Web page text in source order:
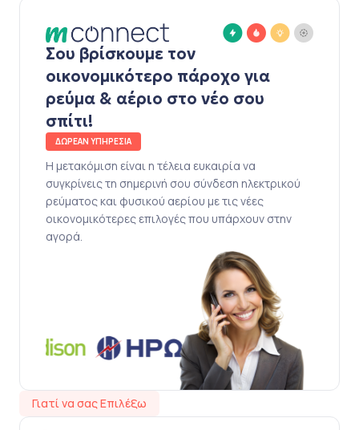
Σου βρίσκουμε τον
οικονομικότερο πάροχο για
ρεύμα & αέριο στο νέο σου
σπίτι!
ΔΩΡΕΑΝ ΥΠΗΡΕΣΙΑ
Η μετακόμιση είναι η τέλεια ευκαιρία να
συγκρίνεις τη σημερινή σου σύνδεση ηλεκτρικού
ρεύματος και φυσικού αερίου με τις νέες
οικονομικότερες επιλογές που υπάρχουν στην
αγορά.
Γιατί να σας Επιλέξω